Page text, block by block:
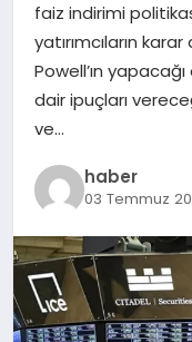
faiz indirimi
yatırımcıların
Powell’ın
dair ipuçları
ve…
haber
03 Temmuz